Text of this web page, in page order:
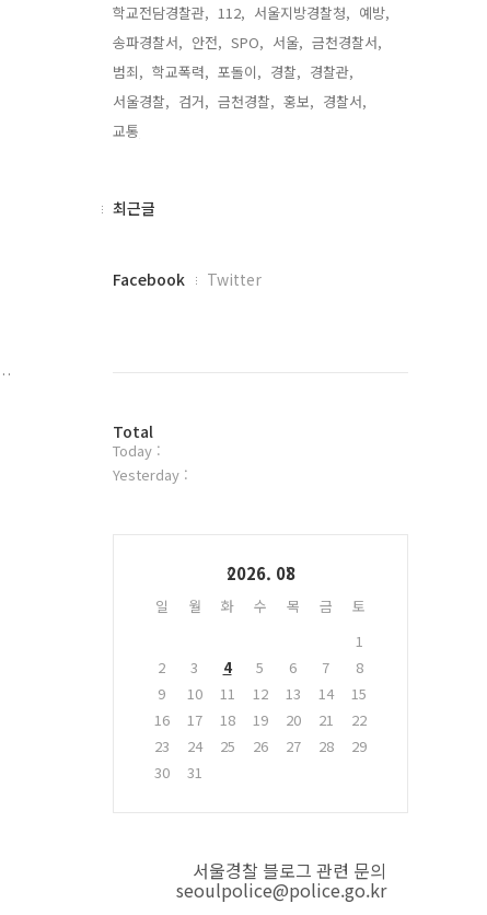
학교전담경찰관, 112, 서울지방경찰청, 예방,
송파경찰서, 안전, SPO, 서울, 금천경찰서,
범죄, 학교폭력, 포돌이, 경찰, 경찰관,
서울경찰, 검거, 금천경찰, 홍보, 경찰서,
교통,
최
최근글
페
플
러
그
Facebook Twitter
방
문
자
Total
Today :
Yesterday :
2026. 08
일 월 화 수 목 금
토
1
2
3 4 5 6 7
8
9
10 11 12 13 14
15
16
17 18 19 20 21
22
23
24 25 26 27 28
29
30
31
서울경찰 블로그 관련 문의
seoulpolice@police.go.kr